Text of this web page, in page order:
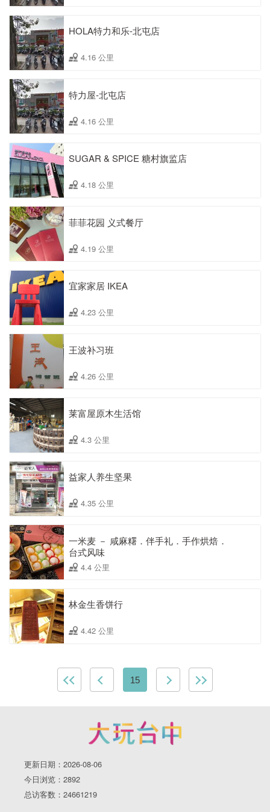
HOLA特力和乐-北屯店
4.16 公里
特力屋-北屯店
4.16 公里
SUGAR & SPICE 糖村旗监店
4.18 公里
菲菲花园 义式餐厅
4.19 公里
宜家家居 IKEA
4.23 公里
王波补习班
4.26 公里
莱富屋原木生活馆
4.3 公里
益家人养生坚果
4.35 公里
一米麦 － 咸麻糬．伴手礼．手作烘焙．
台式风味
4.4 公里
林金生香饼行
4.42 公里
15
更新日期：2026-08-06
今日浏览：2892
总访客数：24661219